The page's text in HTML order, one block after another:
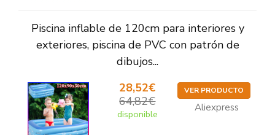
Piscina inflable de 120cm para interiores y
exteriores, piscina de PVC con patrón de
dibujos...
28,52€
64,82€
disponible
VER PRODUCTO
Aliexpress